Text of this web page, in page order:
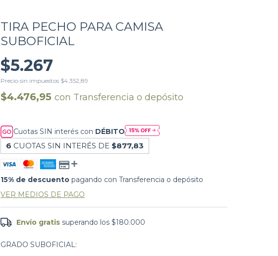
TIRA PECHO PARA CAMISA
SUBOFICIAL
$5.267
Precio sin impuestos $4.352,89
$4.476,95con Transferencia o depósito
Cuotas SIN interés con DÉBITO
6 CUOTAS SIN INTERÉS DE $877,83
15% de descuento pagando con Transferencia o depósito
VER MEDIOS DE PAGO
Envío gratis superando los$180.000
GRADO SUBOFICIAL: